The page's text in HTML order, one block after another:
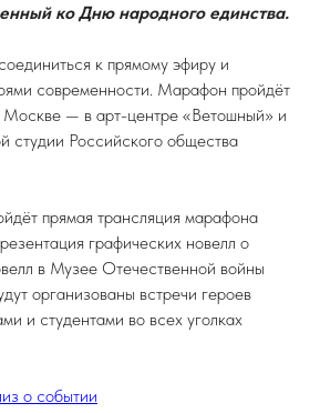
ко Дню народного единства.
к прямому эфиру и
современности. Марафон пройдёт
Москве — в арт-центре «Ветошный» и
студии Российского общества
прямая трансляция марафона
графических новелл о
в Музее Отечественной войны
организованы встречи героев
и студентами во всех уголках
о событии